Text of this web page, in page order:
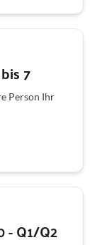
7
Person Ihr
- Q1/Q2